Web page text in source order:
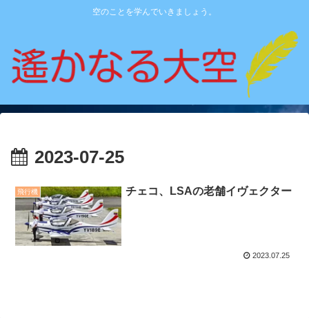
空のことを学んでいきましょう。
2023-07-25
飛行機 チェコ、LSAの老舗イヴェクター
2023.07.25